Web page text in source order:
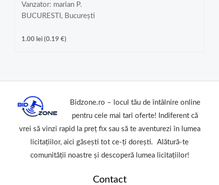
Vanzator: marian P.
BUCURESTI, București
1.00 lei(0.19 €)
Bidzone.ro – locul tău de întâlnire online
pentru cele mai tari oferte! Indiferent că
vrei să vinzi rapid la preț fix sau să te aventurezi în lumea
licitațiilor, aici găsești tot ce-ți dorești. Alătură-te
comunității noastre și descoperă lumea licitațiilor!
Contact